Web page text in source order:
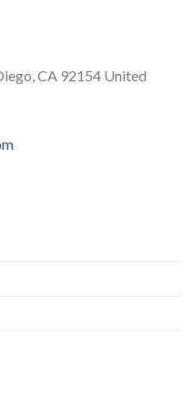
CA 92154 United